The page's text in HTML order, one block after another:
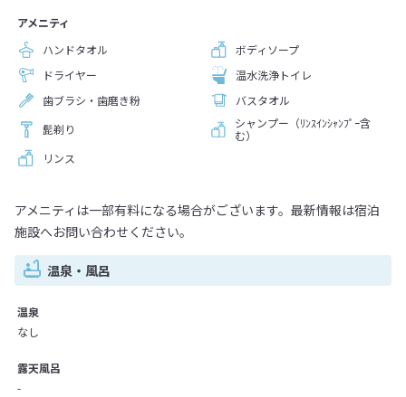
アメニティ
ハンドタオル
ボディソープ
ドライヤー
温水洗浄トイレ
歯ブラシ・歯磨き粉
バスタオル
髭剃り
シャンプー（ﾘﾝｽｲﾝｼｬﾝﾌﾟｰ含
む）
リンス
アメニティは一部有料になる場合がございます。最新情報は宿泊
施設へお問い合わせください。
温泉・風呂
温泉
なし
露天風呂
-